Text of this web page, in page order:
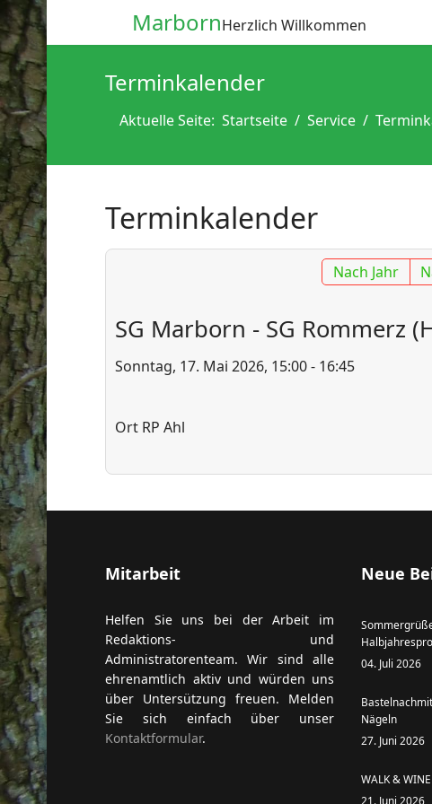
MarbornHerzlich Willkommen
Terminkalender
Aktuelle Seite: Startseite Service
Terminkalender
Nach Jahr
SG Marborn - SG Rommerz
Sonntag, 17. Mai 2026, 15:00 - 16:45
Ort RP Ahl
Mitarbeit
Helfen Sie uns bei der Arbeit im
Redaktions- und
Administratorenteam. Wir sind alle
ehrenamtlich aktiv und würden uns
über Untersützung freuen. Melden
Sie sich einfach über unser
Kontaktformular.
Neue
04. Juli 2026
Nägeln
27. Juni 2026
WALK &
21. Juni 2026
anzeigen